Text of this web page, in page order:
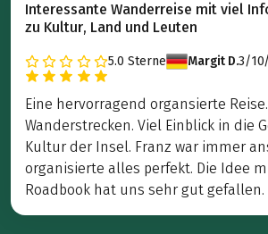
Interessante Wanderreise mit viel
zu Kultur, Land und Leuten
5.0 Sterne Margit D.3/
Eine hervorragend organsierte
Wanderstrecken. Viel Einblick in die
Kultur der Insel. Franz war immer
organisierte alles perfekt. Die Idee
Roadbook hat uns sehr gut gefallen.